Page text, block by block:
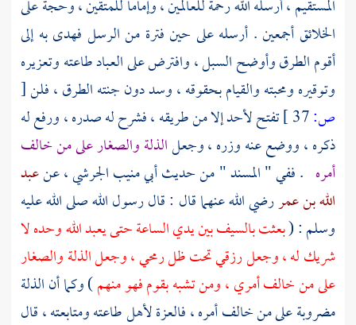
المستقيم ، أرسله الله رحمة للعالمين ، وإماما للمتقين ، وحجة على
الخلائق أجمعين . أرسله على حين فترة من الرسل فهدى به إلى
أقوم الطرق وأوضح السبل ، وافترض على العباد طاعته وتعزيره
وتوقيره ومحبته والقيام بحقوقه ، وسد دون جنته الطرق ، فلن[
ص:
تفتح لأحد إلا من طريقه ، فشرح له صدره ، ورفع له
ذكره ، ووضع عنه وزره ، وجعلالذلة والصغار على من خالف
أمره . ففي " المسند " من حديثأبي منيب الجرشي، عنعبد
الله بن عمررضي الله عنهما قال : قال رسول الله صلى الله عليه
وسلم : (بعثت بالسيف بين يدي الساعة حتى يعبد الله وحده لا
شريك له ، وجعل رزقي تحت ظل رمحي ، وجعل الذلة والصغار
على من خالف أمري ، ومن تشبه بقوم فهو منهم) وكما أن الذلة
مضروبة على من خالف أمره ، فالعزة لأهل طاعته ومتابعته ، قال